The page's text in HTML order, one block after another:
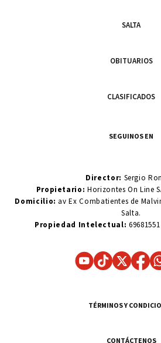
SALTA
OBITUARIOS
CLASIFICADOS
SEGUINOS EN
Director: Sergio
Propietario:Horizontes On Line
Domicilio: av Ex Combatientes de
Salta.
Propiedad Intelectual: 69681551
TÉRMINOS Y
CONTÁCTENOS